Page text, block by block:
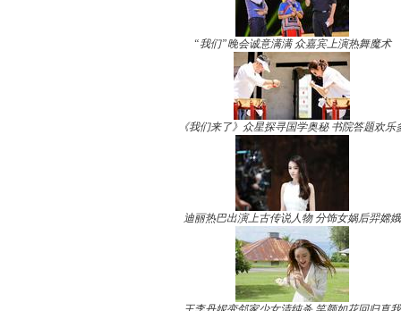
“我们”晚会诚意满满 众嘉宾上演热舞魔术
《我们来了》众星探寻国学奥秘 书院答题欢乐
迪丽热巴出演上古传说人物 分饰女娲后羿嫦娥